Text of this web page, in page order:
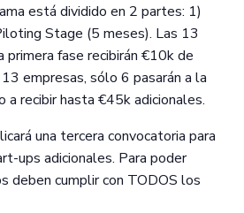
está dividido en 2 partes: 1)
Stage (5 meses). Las 13
primera fase recibirán €10k de
empresas, sólo 6 pasarán a la
a recibir hasta €45k adicionales.
una tercera convocatoria para
ups adicionales. Para poder
deben cumplir con TODOS los